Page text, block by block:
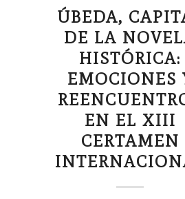
ÚBEDA,
DE LA
HISTÓRICA:
EMOCIONES
EN EL XIII
CERTAMEN